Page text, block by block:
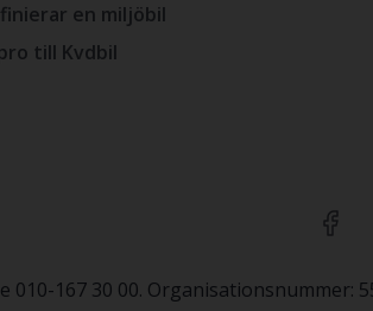
en miljöbil
till Kvdbil
167 30 00. Organisationsnummer: